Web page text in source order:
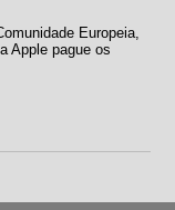
Europeia,
Apple pague os